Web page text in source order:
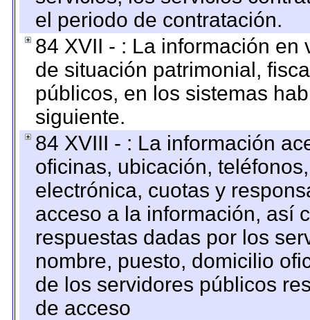
el periodo de contratación.
84 XVII - : La información
de situación patrimonial,
públicos, en los sistemas
siguiente.
84 XVIII - : La información
oficinas, ubicación,
electrónica, cuotas y
acceso a la información, así
respuestas dadas por los
nombre, puesto, domicilio
de los servidores públicos
de acceso